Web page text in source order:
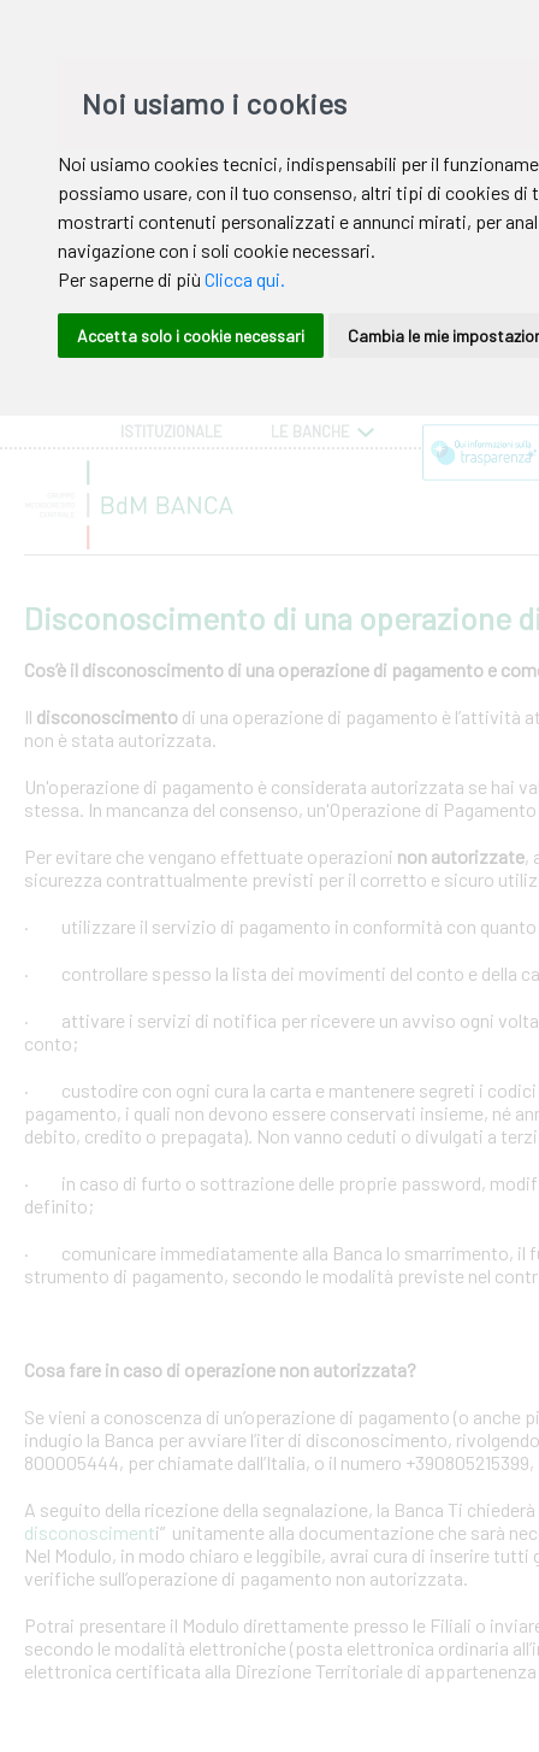
ISTITUZIONALE LE BANCHE
Disconoscimento di una operazione
Cos’è il disconoscimento di una operazione di pagamento e
Il disconoscimento di una operazione di pagamento è l’attività
non è stata autorizzata.
Un'operazione di pagamento è considerata autorizzata se hai
stessa. In mancanza del consenso, un'Operazione di
Per evitare che vengano effettuate operazioni non autorizzate,
sicurezza contrattualmente previsti per il corretto e sicuro
· utilizzare il servizio di pagamento in conformità con
· controllare spesso la lista dei movimenti del conto e della
· attivare i servizi di notifica per ricevere un avviso ogni
conto;
· custodire con ogni cura la carta e mantenere segreti i
pagamento, i quali non devono essere conservati insieme, né
debito, credito o prepagata). Non vanno ceduti o divulgati a
· in caso di furto o sottrazione delle proprie password,
definito;
· comunicare immediatamente alla Banca lo smarrimento, il
strumento di pagamento, secondo le modalità previste nel
Cosa fare in caso di operazione non autorizzata?
Se vieni a conoscenza di un’operazione di pagamento (o
indugio la Banca per avviare l’iter di disconoscimento,
800005444, per chiamate dall’Italia, o il numero
A seguito della ricezione della segnalazione, la Banca Ti
disconoscimenti” unitamente alla documentazione che sarà
Nel Modulo, in modo chiaro e leggibile, avrai cura di inserire
verifiche sull’operazione di pagamento non autorizzata.
Potrai presentare il Modulo direttamente presso le Filiali o
secondo le modalità elettroniche (posta elettronica ordinaria
elettronica certificata alla Direzione Territoriale di